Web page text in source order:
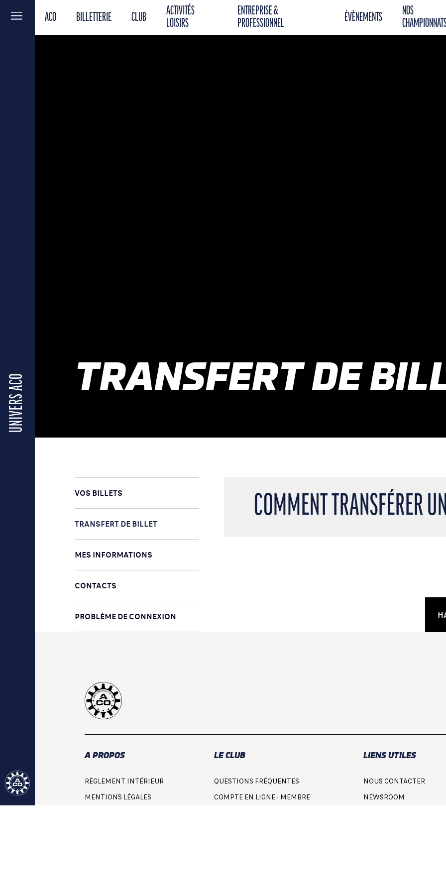
ACO BILLETTERIE CLUB
ACTIVITÉS
LOISIRS
ENTREPRISE &
PROFESSIONNEL
ÉVÈNEMENTS
NOS
Menu
UNIVERS ACO TRANSFERT DE
VOS BILLETS
TRANSFERT DE BILLET
MES INFORMATIONS
CONTACTS
PROBLÈME DE CONNEXION
COMMENT TRANSFÉRER
A PROPOS
RÈGLEMENT INTÉRIEUR
MENTIONS LÉGALES
LE CLUB
QUESTIONS FRÉQUENTES
COMPTE EN LIGNE - MEMBRE
LIENS UTILES
NOUS CONTACTER
NEWSROOM